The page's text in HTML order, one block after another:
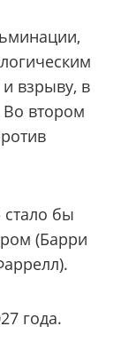
взрыву, в
Во втором
стало бы
(Барри
года.